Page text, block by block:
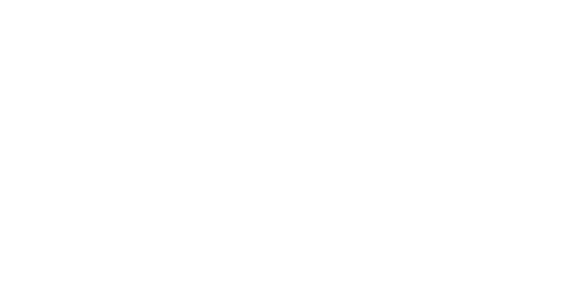
Isi Palazón
Femenino para la 2026/27
choque ante el Bayer Leverkusen
de Iker Luque
y se refleje en el campo"
podemos tirar para delante y trabajamos con ilusión